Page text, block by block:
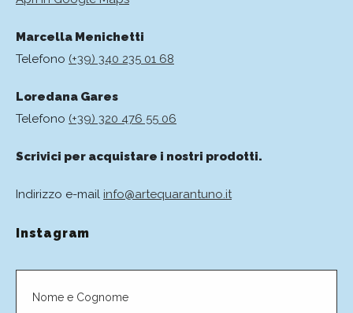
Marcella Menichetti
Telefono (+39) 340 235 01 68
Loredana Gares
Telefono (+39) 320 476 55 06
Scrivici per acquistare i nostri prodotti.
Indirizzo e-mail info@artequarantuno.it
Instagram